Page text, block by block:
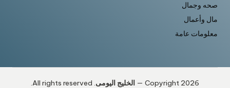
صحه وجمال
مال وأعمال
معلومات عامة
Copyright 2026 — الخليج اليومى. All rights reserved.